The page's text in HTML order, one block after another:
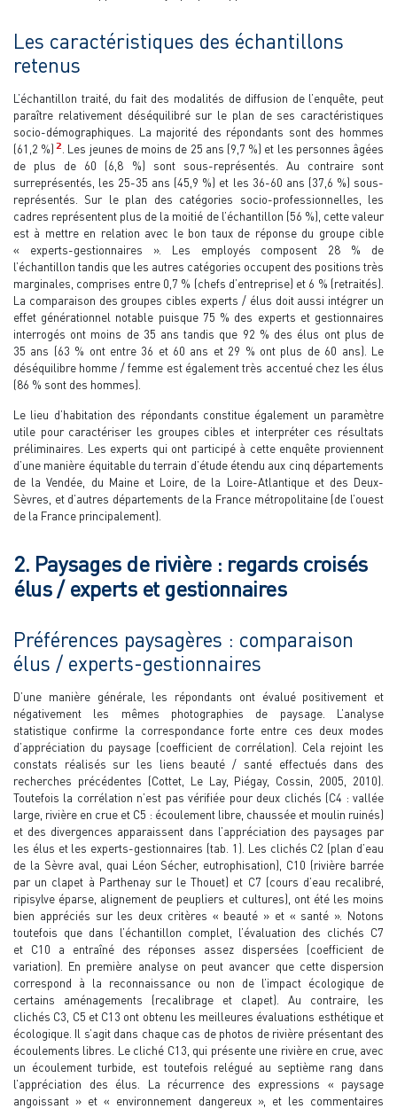
Les caractéristiques des échantillons
retenus
L’échantillon traité, du fait des modalités de diffusion de l’enquête, peut
paraître relativement déséquilibré sur le plan de ses caractéristiques
socio-démographiques. La majorité des répondants sont des hommes
(61,2 %) 2
. Les jeunes de moins de 25 ans (9,7 %) et les personnes âgées
de plus de 60 (6,8 %) sont sous-représentés. Au contraire sont
surreprésentés, les 25-35 ans (45,9 %) et les 36-60 ans (37,6 %) sous-
représentés. Sur le plan des catégories socio-professionnelles, les
cadres représentent plus de la moitié de l’échantillon (56 %), cette valeur
est à mettre en relation avec le bon taux de réponse du groupe cible
« experts-gestionnaires ». Les employés composent 28 % de
l’échantillon tandis que les autres catégories occupent des positions très
marginales, comprises entre 0,7 % (chefs d’entreprise) et 6 % (retraités).
La comparaison des groupes cibles experts / élus doit aussi intégrer un
effet générationnel notable puisque 75 % des experts et gestionnaires
interrogés ont moins de 35 ans tandis que 92 % des élus ont plus de
35 ans (63 % ont entre 36 et 60 ans et 29 % ont plus de 60 ans). Le
déséquilibre homme / femme est également très accentué chez les élus
(86 % sont des hommes).
Le lieu d’habitation des répondants constitue également un paramètre
utile pour caractériser les groupes cibles et interpréter ces résultats
préliminaires. Les experts qui ont participé à cette enquête proviennent
d’une manière équitable du terrain d’étude étendu aux cinq départements
de la Vendée, du Maine et Loire, de la Loire-Atlantique et des Deux-
Sèvres, et d’autres départements de la France métropolitaine (de l’ouest
de la France principalement).
2. Paysages de rivière : regards croisés
élus / experts et gestionnaires
Préférences paysagères : comparaison
élus / experts-gestionnaires
D’une manière générale, les répondants ont évalué positivement et
négativement les mêmes photographies de paysage. L’analyse
statistique confirme la correspondance forte entre ces deux modes
d’appréciation du paysage (coefficient de corrélation). Cela rejoint les
constats réalisés sur les liens beauté / santé effectués dans des
recherches précédentes (Cottet, Le Lay, Piégay, Cossin, 2005, 2010).
Toutefois la corrélation n’est pas vérifiée pour deux clichés (C4 : vallée
large, rivière en crue et C5 : écoulement libre, chaussée et moulin ruinés)
et des divergences apparaissent dans l’appréciation des paysages par
les élus et les experts-gestionnaires (tab. 1). Les clichés C2 (plan d’eau
de la Sèvre aval, quai Léon Sécher, eutrophisation), C10 (rivière barrée
par un clapet à Parthenay sur le Thouet) et C7 (cours d’eau recalibré,
ripisylve éparse, alignement de peupliers et cultures), ont été les moins
bien appréciés sur les deux critères « beauté » et « santé ». Notons
toutefois que dans l’échantillon complet, l’évaluation des clichés C7
et C10 a entraîné des réponses assez dispersées (coefficient de
variation). En première analyse on peut avancer que cette dispersion
correspond à la reconnaissance ou non de l’impact écologique de
certains aménagements (recalibrage et clapet). Au contraire, les
clichés C3, C5 et C13 ont obtenu les meilleures évaluations esthétique et
écologique. Il s’agit dans chaque cas de photos de rivière présentant des
écoulements libres. Le cliché C13, qui présente une rivière en crue, avec
un écoulement turbide, est toutefois relégué au septième rang dans
l’appréciation des élus. La récurrence des expressions « paysage
angoissant » et « environnement dangereux », et les commentaires